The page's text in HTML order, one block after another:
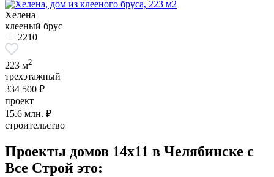
Хелена
клееный брус
2210
223 м2
трехэтажный
334 500 ₽
проект
15.6 млн. ₽
строительство
Проекты домов 14x11 в Челябинске с
Все Строй это: